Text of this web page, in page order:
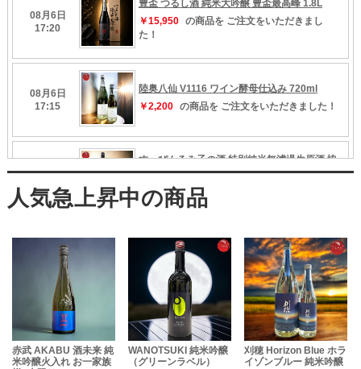
赤武 AKABU 酒未来 純
米吟醸火入れ お一家族
WANOTSUKI 純米吟醸
（グリーンラベル）
刈穂 Horizon Blue ホラ
イゾンブルー 純米吟醸